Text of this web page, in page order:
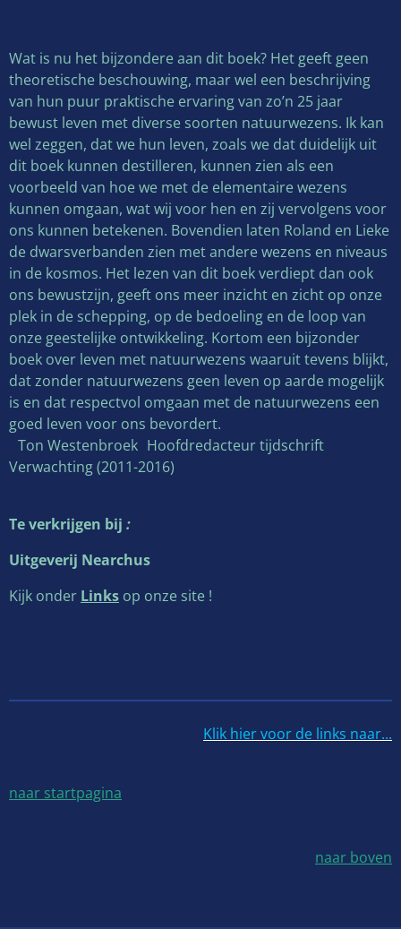
Wat is nu het bijzondere aan dit boek? Het geeft geen
theoretische beschouwing, maar wel een beschrijving
van hun puur praktische ervaring van zo’n 25 jaar
bewust leven met diverse soorten natuurwezens. Ik kan
wel zeggen, dat we hun leven, zoals we dat duidelijk uit
dit boek kunnen destilleren, kunnen zien als een
voorbeeld van hoe we met de elementaire wezens
kunnen omgaan, wat wij voor hen en zij vervolgens voor
ons kunnen betekenen. Bovendien laten Roland en Lieke
de dwarsverbanden zien met andere wezens en niveaus
in de kosmos. Het lezen van dit boek verdiept dan ook
ons bewustzijn, geeft ons meer inzicht en zicht op onze
plek in de schepping, op de bedoeling en de loop van
onze geestelijke ontwikkeling. Kortom een bijzonder
boek over leven met natuurwezens waaruit tevens blijkt,
dat zonder natuurwezens geen leven op aarde mogelijk
is en dat respectvol omgaan met de natuurwezens een
goed leven voor ons bevordert.
Ton Westenbroek Hoofdredacteur tijdschrift
Verwachting (2011-2016)
Te verkrijgen bij :
Uitgeverij Nearchus
Kijk onder Links op onze site !
Klik hier voor de links naar...
naar startpagina
naar boven